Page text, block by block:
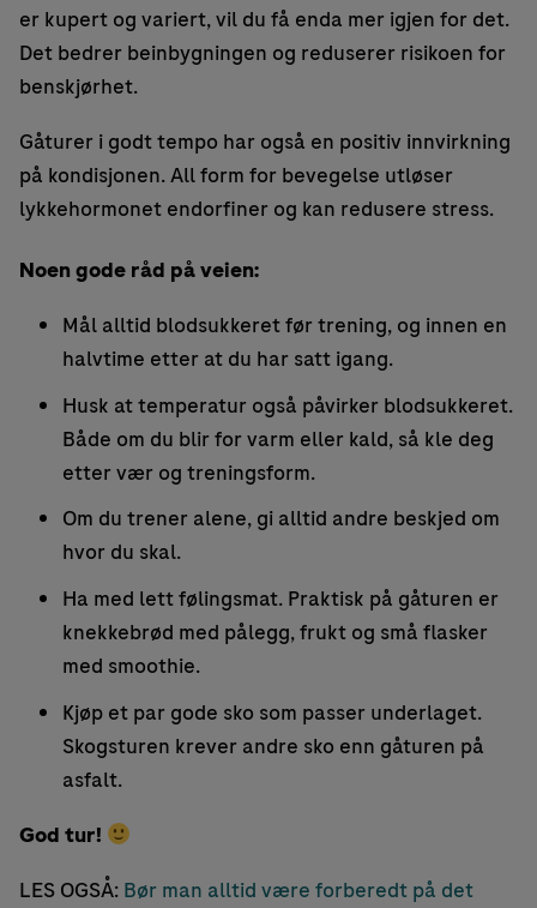
er kupert og variert, vil du få enda mer igjen for det.
Det bedrer beinbygningen og reduserer risikoen for
benskjørhet.
Gåturer i godt tempo har også en positiv innvirkning
på kondisjonen. All form for bevegelse utløser
lykkehormonet endorfiner og kan redusere stress.
Noen gode råd på veien:
Mål alltid blodsukkeret før trening, og innen en
halvtime etter at du har satt igang.
Husk at temperatur også påvirker blodsukkeret.
Både om du blir for varm eller kald, så kle deg
etter vær og treningsform.
Om du trener alene, gi alltid andre beskjed om
hvor du skal.
Ha med lett følingsmat. Praktisk på gåturen er
knekkebrød med pålegg, frukt og små flasker
med smoothie.
Kjøp et par gode sko som passer underlaget.
Skogsturen krever andre sko enn gåturen på
asfalt.
God tur!
LES OGSÅ: Bør man alltid være forberedt på det